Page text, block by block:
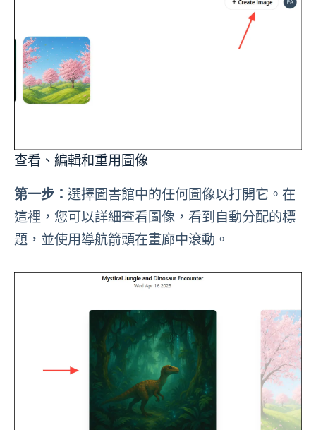
查看、編輯和重用圖像
第一步： 選擇圖書館中的任何圖像以打開它。在
這裡，您可以詳細查看圖像，看到自動分配的標
題，並使用導航箭頭在畫廊中滾動。